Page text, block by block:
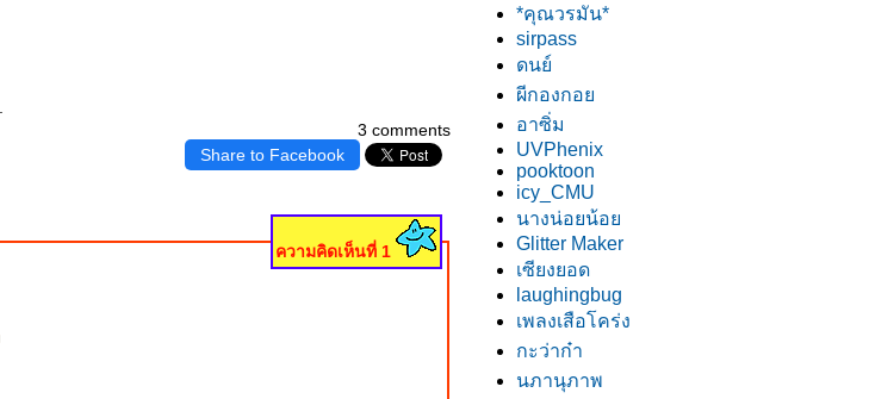
3 comments
Share to Facebook
ความคิดเห็นที่ 1
*คุณวรมัน*
sirpass
ดนย์
ผีกองกอ
อาซิ่ม
UVPhenix
pooktoon
icy_CMU
นางน่อยน้อ
Glitter Maker
เซียงยอด
laughingbug
เพลงเสือโคร่ง
กะว่าก๋า
นภานุภาพ